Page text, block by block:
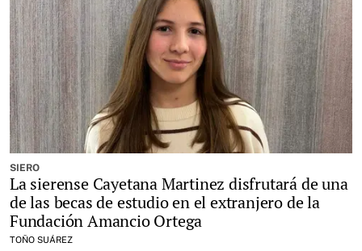
SIERO
La sierense Cayetana Martinez disfrutará de una
de las becas de estudio en el extranjero de la
Fundación Amancio Ortega
TOÑO SUÁREZ